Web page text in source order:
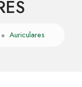
Auriculares